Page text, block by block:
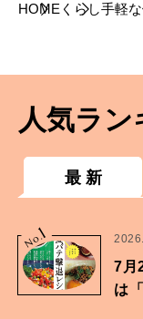
HOME くらし手軽
人気ラン
最 新
No.
1
7月
は